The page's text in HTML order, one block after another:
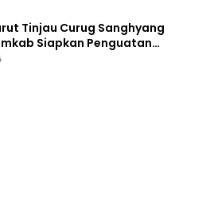
Tinjau Curug Sanghyang
Siapkan Penguatan
untuk Dongkrak Pariwisata